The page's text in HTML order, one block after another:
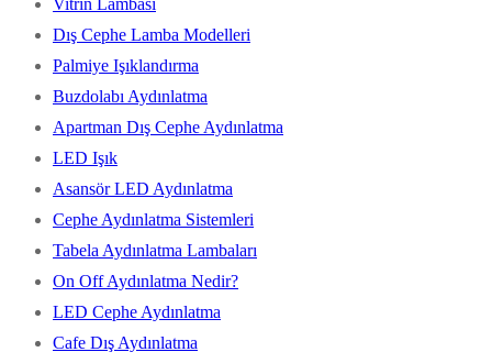
Vitrin Lambası
Dış Cephe Lamba Modelleri
Palmiye Işıklandırma
Buzdolabı Aydınlatma
Apartman Dış Cephe Aydınlatma
LED Işık
Asansör LED Aydınlatma
Cephe Aydınlatma Sistemleri
Tabela Aydınlatma Lambaları
On Off Aydınlatma Nedir?
LED Cephe Aydınlatma
Cafe Dış Aydınlatma